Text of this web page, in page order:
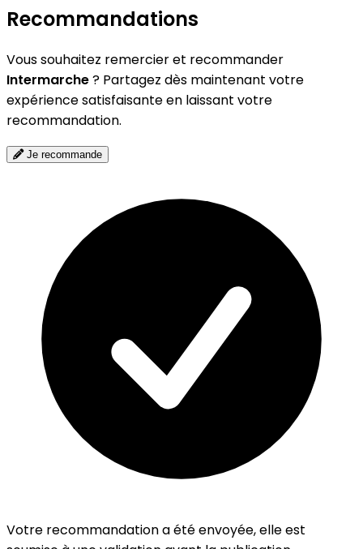
Recommandations
Vous souhaitez remercier et recommander
Intermarche? Partagez dès maintenant votre
expérience satisfaisante en laissant votre
recommandation.
Je recommande
Votre recommandation a été envoyée, elle est